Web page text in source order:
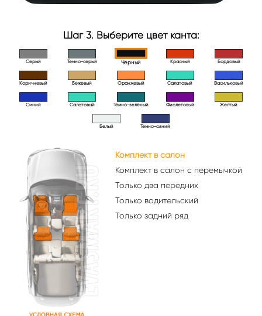
Шаг 3. Выберите цвет канта:
Серый Темно-серый Черный Красный Бордовый
Коричневый Бежевый Оранжевый Салатовый Васильковый
Синий Салатовый Тёмно-зелёный Фиолетовый Желтый
Белый Тёмно-синий
Комплект в салон
Комплект в салон с перемычкой
Только два передних
Только водительский
Только задний ряд